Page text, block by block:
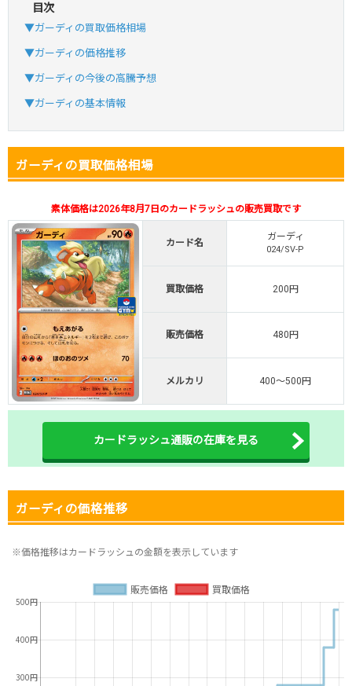
おりパンダ
・新規登録で6種類アド確解禁
SVGC7P
オリパスタジアム
・新規登録で6種類アド確解禁
・1,000円で1,500coin買える
オリパスタジアム公式はこちら ＞
オリくじ
・初回購入は500coinが50円
・新規限定！8種類の激熱オリパ
新規登録で無料100連できる
オリくじ公式はこちら ＞
TORAオリパ
・リリース1周年イベント開催中！
・新規登録で最大90%OFF
初回登録で4種類アド確解放
TORAオリパ公式はこちら ＞
目次
▼ガーディの買取価格相場
▼ガーディの価格推移
▼ガーディの今後の高騰予想
▼ガーディの基本情報
ガーディの買取価格相場
素体価格は2026年8月7日のカードラッシュの販売買取です
カード名
ガーディ
024/SV-P
買取価格 200円
販売価格 480円
メルカリ 400～500円
カードラッシュ通販の在庫を見る
ガーディの価格推移
※価格推移はカードラッシュの金額を表示しています